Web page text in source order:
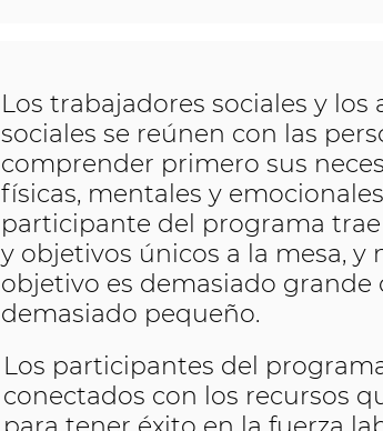
Los trabajadores sociales y los
sociales se reúnen con las
comprender primero sus
físicas, mentales y
participante del programa
y objetivos únicos a la mesa, y
objetivo es demasiado grande
demasiado pequeño.
Los participantes del
conectados con los recursos